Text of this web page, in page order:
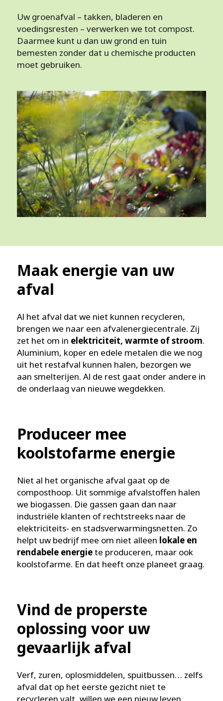
Uw groenafval – takken, bladeren en
voedingsresten – verwerken we tot compost.
Daarmee kunt u dan uw grond en tuin
bemesten zonder dat u chemische producten
moet gebruiken.
Maak energie van uw
afval
Al het afval dat we niet kunnen recycleren,
brengen we naar een afvalenergiecentrale. Zij
zet het om in elektriciteit, warmte of stroom.
Aluminium, koper en edele metalen die we nog
uit het restafval kunnen halen, bezorgen we
aan smelterijen. Al de rest gaat onder andere in
de onderlaag van nieuwe wegdekken.
Produceer mee
koolstofarme energie
Niet al het organische afval gaat op de
composthoop. Uit sommige afvalstoffen halen
we biogassen. Die gassen gaan dan naar
industriële klanten of rechtstreeks naar de
elektriciteits- en stadsverwarmingsnetten. Zo
helpt uw bedrijf mee om niet alleen lokale en
rendabele energiete produceren, maar ook
koolstofarme. En dat heeft onze planeet graag.
Vind de properste
oplossing voor uw
gevaarlijk afval
Verf, zuren, oplosmiddelen, spuitbussen… zelfs
afval dat op het eerste gezicht niet te
recycleren valt, willen we een nieuw leven